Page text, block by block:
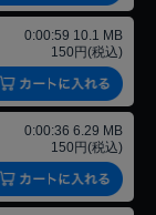
0:00:59 10.1 MB
150円(税込)
0:00:36 6.29 MB
150円(税込)